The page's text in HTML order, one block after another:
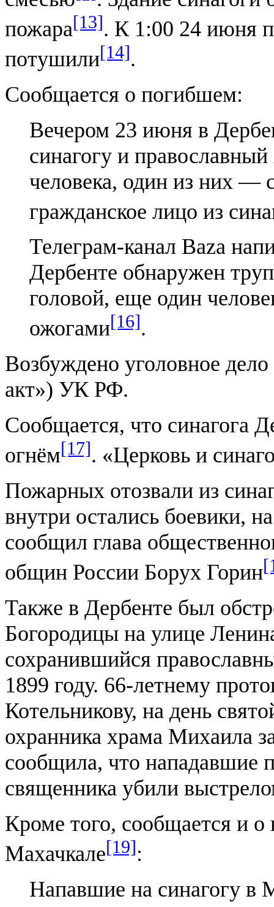
пожара[13]. К 1:00 24 июня
потушили[14].
Сообщается о погибшем:
Вечером 23 июня в
синагогу и
человека, один из них —
гражданское лицо из
Телеграм-канал Baza
Дербенте обнаружен
головой, еще один
ожогами[16].
Возбуждено уголовное
акт») УК РФ.
Сообщается, что синагога
огнём[17]. «Церковь и
Пожарных отозвали из
внутри остались боевики,
сообщил глава
общин России Борух Горин
Также в Дербенте был
Богородицы на улице
сохранившийся
1899 году. 66-летнему
Котельникову, на день
охранника храма Михаила
сообщила, что нападавшие
священника убили
Кроме того, сообщается и о
Махачкале[19]:
Напавшие на синагогу в